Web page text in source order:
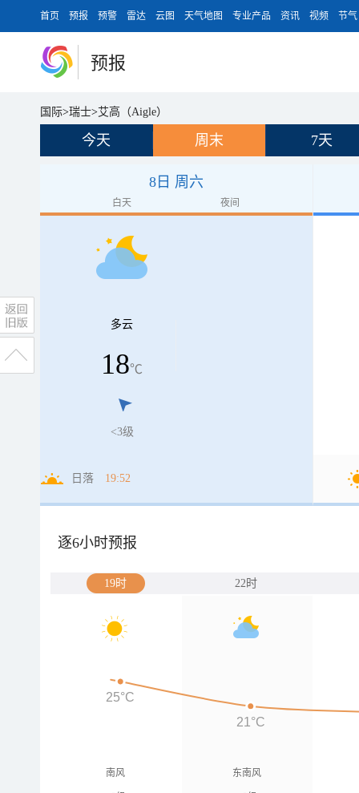
首页 预报 预警 雷达 云图 天气地图 专业产品 资讯 视频 节气
预报
国际>瑞士>艾高（Aigle）
今天 周末 7天
8日 周六
白天 夜间
多云
18℃
<3级
日落 19:52
逐6小时预报
19时 22时
南风 东南风
25°C
21°C